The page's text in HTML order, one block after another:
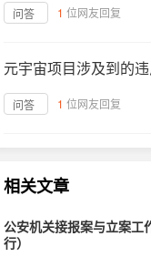
问答 1 位网友回复
元宇宙项目涉及到的
问答 1 位网友回复
相关文章
公安机关接报案与立案工
行）